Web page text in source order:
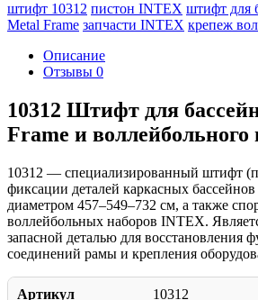
штифт 10312 пистон INTEX штифт для
Metal Frame запчасти INTEX крепеж
Описание
Отзывы 0
10312 Штифт для
Frame и воллейбольного
10312 — специализированный штифт
фиксации деталей каркасных
диаметром 457–549–732 см, а также
воллейбольных наборов INTEX.
запасной деталью для восстановления
соединений рамы и крепления
Артикул 10312